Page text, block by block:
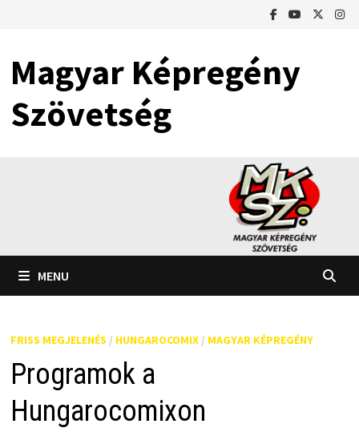
Magyar Képregény
Szövetség
MENU
FRISS MEGJELENÉS / HUNGAROCOMIX/ MAGYAR KÉPREGÉNY
Programok a
Hungarocomixon